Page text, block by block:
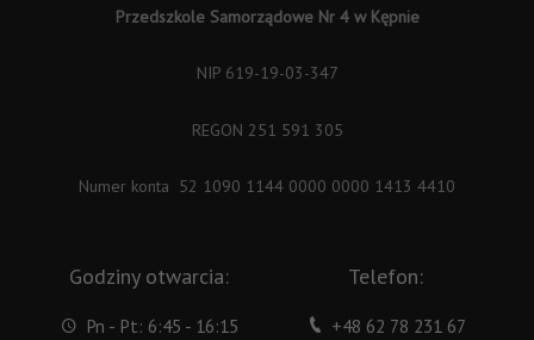
Przedszkole Samorządowe Nr 4 w Kępnie
NIP 619-19-03-347
REGON 251 591 305
Numer konta 52 1090 1144 0000 0000 1413 4410
Godziny otwarcia:
Pn - Pt: 6:45 - 16:15
Telefon:
+48 62 78 231 67